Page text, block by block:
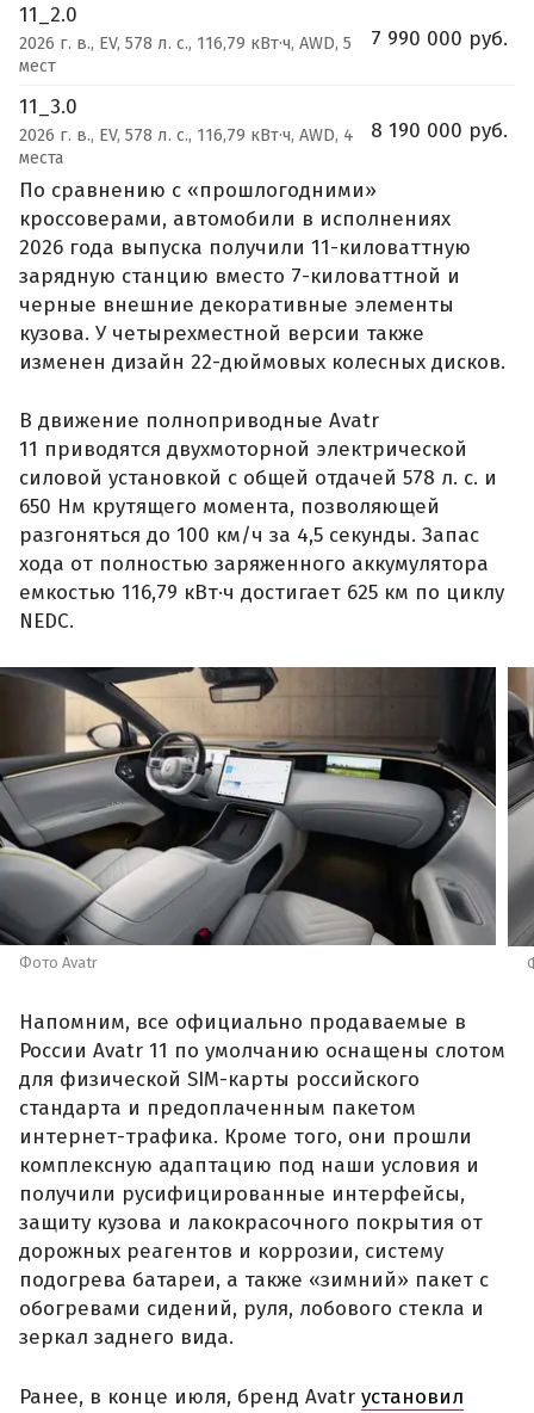
11_2.0
2026 г. в., EV, 578 л. с., 116,79 кВт·ч, AWD, 5
мест
7 990 000 руб.
11_3.0
2026 г. в., EV, 578 л. с., 116,79 кВт·ч, AWD, 4
места
8 190 000 руб.
По сравнению с «прошлогодними»
кроссоверами, автомобили в исполнениях
2026 года выпуска получили 11-киловаттную
зарядную станцию вместо 7-киловаттной и
черные внешние декоративные элементы
кузова. У четырехместной версии также
изменен дизайн 22-дюймовых колесных дисков.
В движение полноприводные Avatr
11 приводятся двухмоторной электрической
силовой установкой с общей отдачей 578 л. с. и
650 Нм крутящего момента, позволяющей
разгоняться до 100 км/ч за 4,5 секунды. Запас
хода от полностью заряженного аккумулятора
емкостью 116,79 кВт·ч достигает 625 км по циклу
NEDC.
Фото Avatr
Напомним, все официально продаваемые в
России Avatr 11 по умолчанию оснащены слотом
для физической SIM-карты российского
стандарта и предоплаченным пакетом
интернет-трафика. Кроме того, они прошли
комплексную адаптацию под наши условия и
получили русифицированные интерфейсы,
защиту кузова и лакокрасочного покрытия от
дорожных реагентов и коррозии, систему
подогрева батареи, а также «зимний» пакет с
обогревами сидений, руля, лобового стекла и
зеркал заднего вида.
Ранее, в конце июля, бренд Avatr установил